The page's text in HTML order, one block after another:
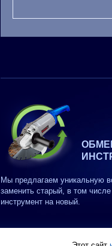
Мы предлагаем уникальную
заменить старый, в том
инструмент на новый.